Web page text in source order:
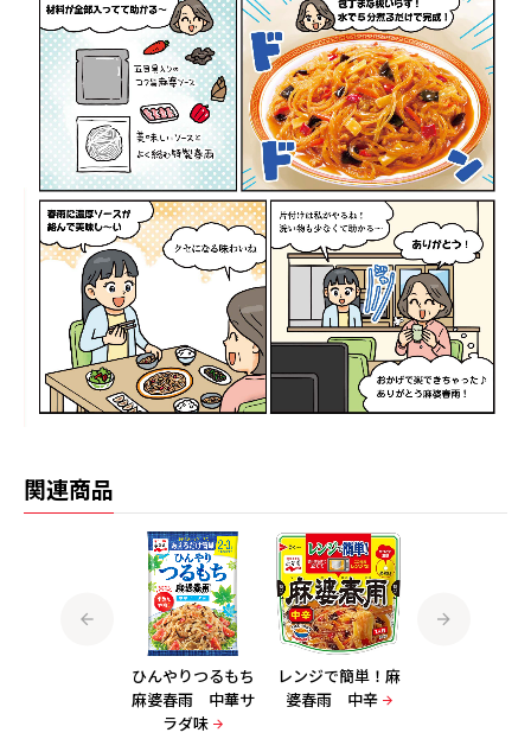
関連商品
ひんやりつるもち
麻婆春雨 中華サ
ラダ味
レンジで簡単！麻
婆春雨 中辛